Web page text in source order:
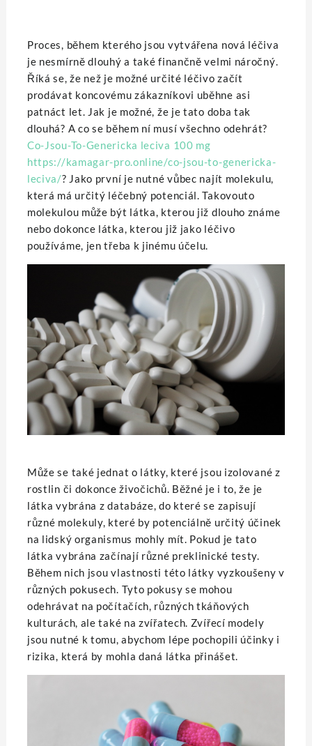
Proces, během kterého jsou vytvářena nová léčiva
je nesmírně dlouhý a také finančně velmi náročný.
Říká se, že než je možné určité léčivo začít
prodávat koncovému zákazníkovi uběhne asi
patnáct let. Jak je možné, že je tato doba tak
dlouhá? A co se během ní musí všechno odehrát?
Co-Jsou-To-Genericka leciva 100 mg
https://kamagar-pro.online/co-jsou-to-genericka-
leciva/? Jako první je nutné vůbec najít molekulu,
která má určitý léčebný potenciál. Takovouto
molekulou může být látka, kterou již dlouho známe
nebo dokonce látka, kterou již jako léčivo
používáme, jen třeba k jinému účelu.
Může se také jednat o látky, které jsou izolované z
rostlin či dokonce živočichů. Běžné je i to, že je
látka vybrána z databáze, do které se zapisují
různé molekuly, které by potenciálně určitý účinek
na lidský organismus mohly mít. Pokud je tato
látka vybrána začínají různé preklinické testy.
Během nich jsou vlastnosti této látky vyzkoušeny v
různých pokusech. Tyto pokusy se mohou
odehrávat na počítačích, různých tkáňových
kulturách, ale také na zvířatech. Zvířecí modely
jsou nutné k tomu, abychom lépe pochopili účinky i
rizika, která by mohla daná látka přinášet.